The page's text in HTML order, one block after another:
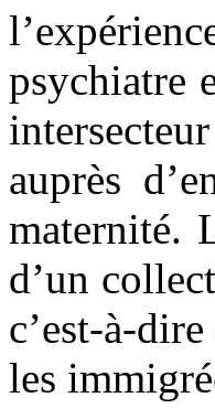
psychiatre
auprès
maternité.
d’un
c’est-à-
les